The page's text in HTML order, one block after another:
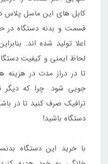
کابل های این ماسل پلاس
قسمت و بدنه دستگاه در
اعلا تولید شده اند.
لحاظ ایمنی و کیفیت
تا در دراز مدت در
جویی شود. چرا که دیگر
ترافیک صرف کنید تا در
دستگاه باشید!
با خرید این دستگاه